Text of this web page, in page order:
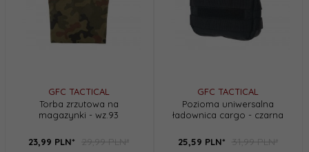
GFC TACTICAL
Torba zrzutowa na
magazynki - wz.93
23,99 PLN*
29,99 PLN*
GFC TACTICAL
Pozioma uniwersalna
ładownica cargo - czarna
25,59 PLN*
31,99 PLN*